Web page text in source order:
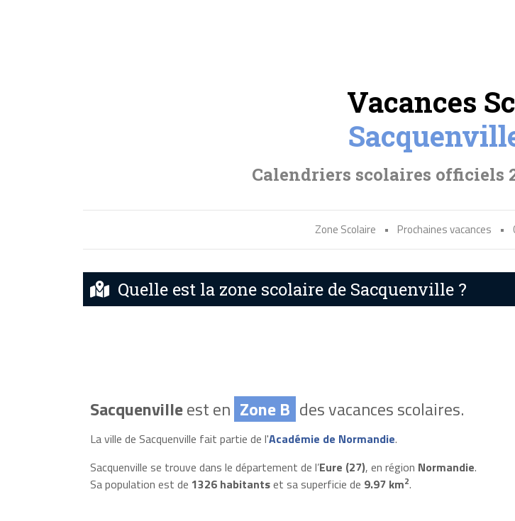
Vacances
Calendriers scolaires officiels
Zone Scolaire • Prochaines vacances •
Quelle est la zone scolaire de Sacquenville ?
Sacquenvilleest en Zone B des vacances scolaires.
La ville de Sacquenville fait partie de l'Académie de Normandie.
Sacquenville se trouve dans le département de l’Eure (27), en région Normandie.
Sa population est de 1326 habitantset sa superficie de 9.97 km2.